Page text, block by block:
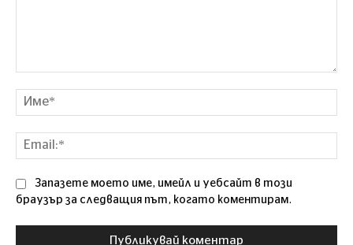
Запазете моето име, имейл и уебсайт в този
браузър за следващия път, когато коментирам.